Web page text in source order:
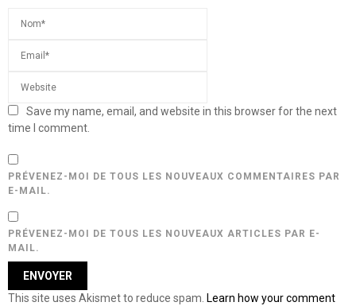
Save my name, email, and website in this browser for the next
time I comment.
PRÉVENEZ-MOI DE TOUS LES NOUVEAUX COMMENTAIRES PAR
E-MAIL.
PRÉVENEZ-MOI DE TOUS LES NOUVEAUX ARTICLES PAR E-
MAIL.
This site uses Akismet to reduce spam. Learn how your comment